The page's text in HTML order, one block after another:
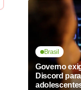
Brasil
Governo
Discord